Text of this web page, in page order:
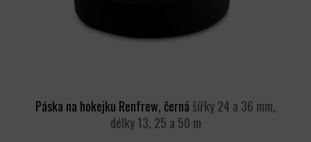
Páska na hokejku Renfrew, černá šířky 24 a 36 mm,
délky 13, 25 a 50 m